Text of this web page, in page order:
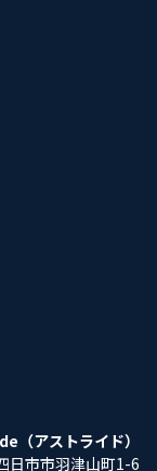
（アストライド）
日市市羽津山町1-6